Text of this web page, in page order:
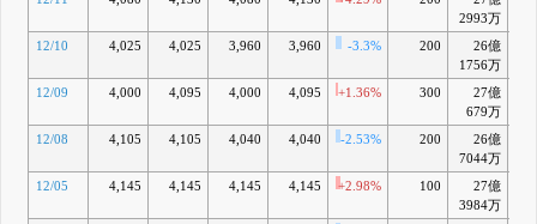
2993万
12/10 4,025 4,025 3,960 3,960 -3.3% 200
26億
1756万
12/09 4,000 4,095 4,000 4,095 +1.36% 300
27億
679万
12/08 4,105 4,105 4,040 4,040 -2.53% 200
26億
7044万
12/05 4,145 4,145 4,145 4,145 +2.98% 100
27億
3984万